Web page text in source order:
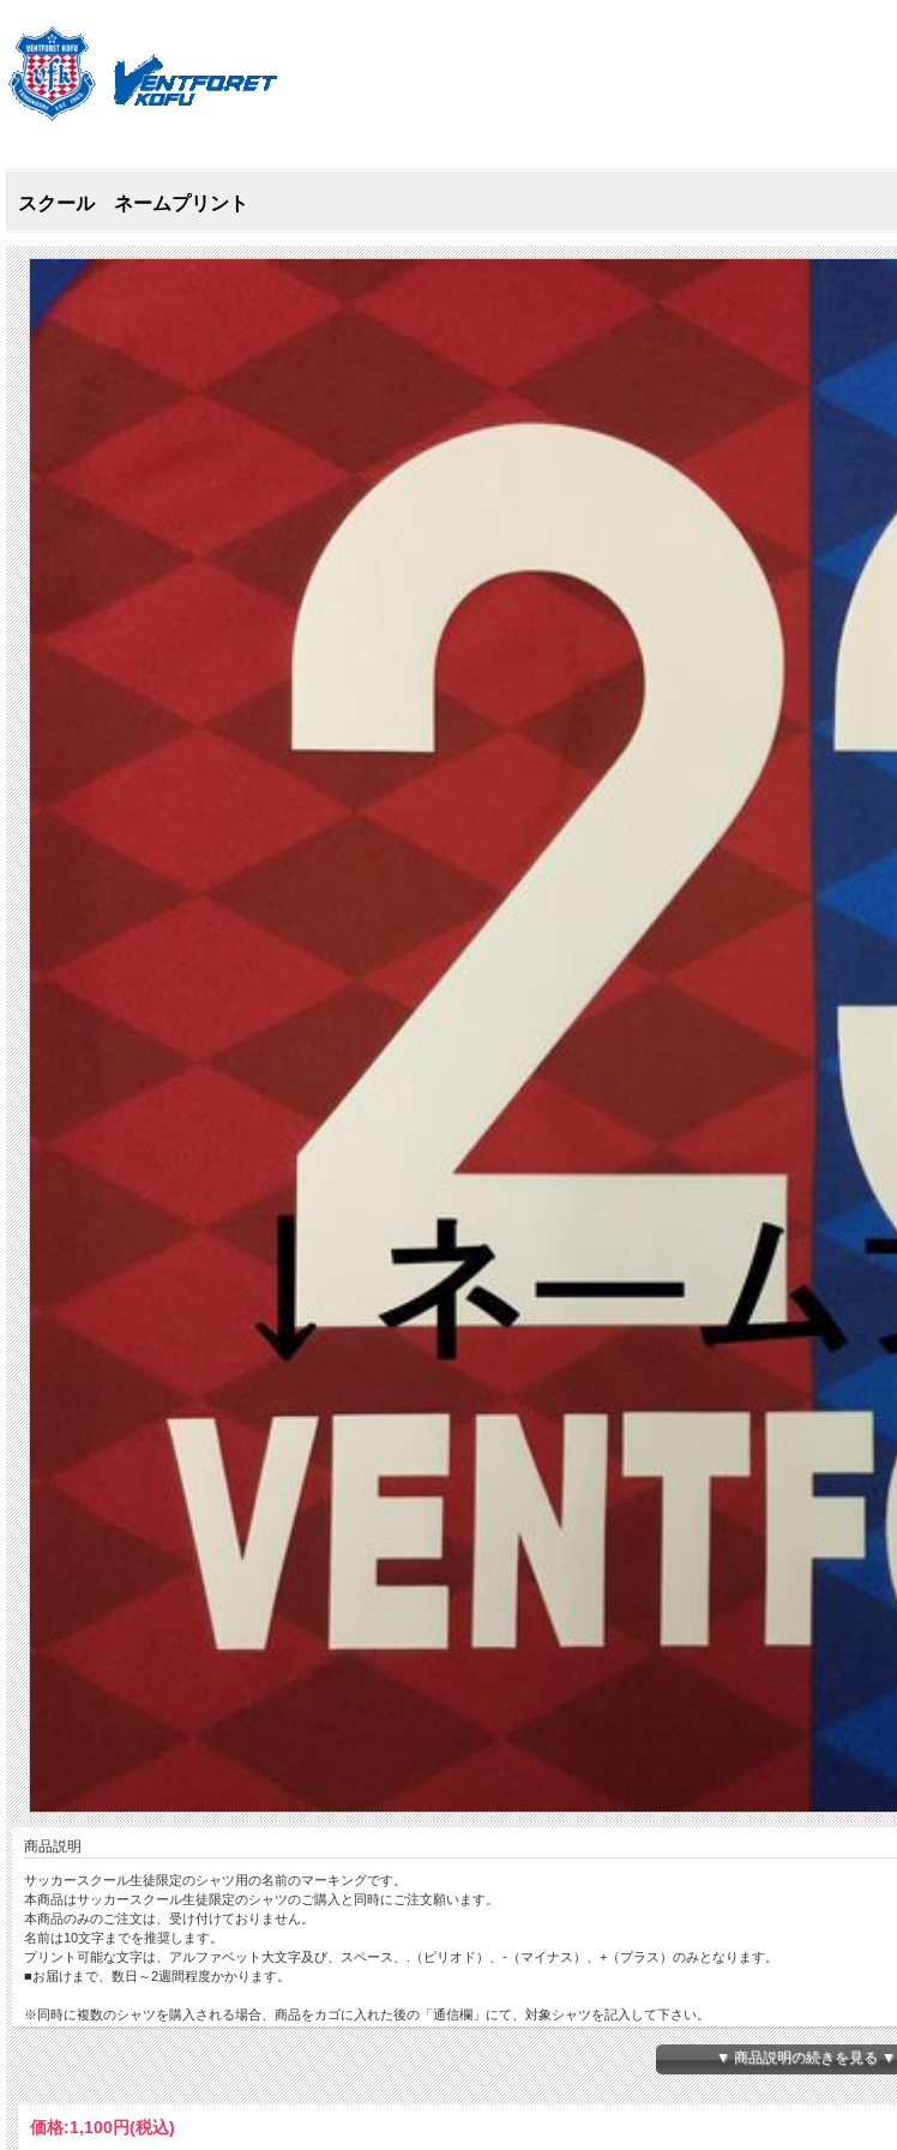
スクール ネームプリント
商品説明
サッカースクール生徒限定のシャツ用の名前のマーキングです。
本商品はサッカースクール生徒限定のシャツのご購入と同時にご注文願います。
本商品のみのご注文は、受け付けておりません。
名前は10文字までを推奨します。
プリント可能な文字は、アルファベット大文字及び、スペース、.（ピリオド）、-（マイナス）、+（プラス）のみとなります。
■お届けまで、数日～2週間程度かかります。
※同時に複数のシャツを購入される場合、商品をカゴに入れた後の「通信欄」にて、対象シャツを記入して下さい。
▼ 商品説明の続きを見る ▼
価格:1,100円(税込)